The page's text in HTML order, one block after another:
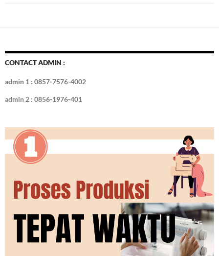
CONTACT ADMIN :
admin 1 : 0857-7576-4002
admin 2 : 0856-1976-401